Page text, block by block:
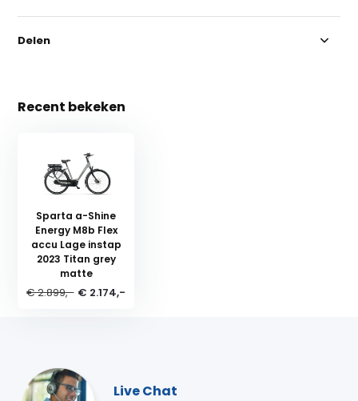
Delen
Recent bekeken
Sparta a-Shine
Energy M8b Flex
accu Lage instap
2023 Titan grey
matte
€ 2.899,- € 2.174,-
Live Chat